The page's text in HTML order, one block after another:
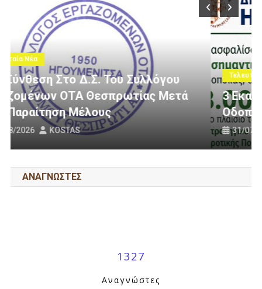
Τελευταία Νέα
3 Εκατομμύρια Ευρώ Για Αγροτική
Οδοποιία Στον Δήμο Ηγουμενίτσας
31/07/2026 KOSTAS
ΑΝΑΓΝΩΣΤΕΣ
1327
Αναγνώστες